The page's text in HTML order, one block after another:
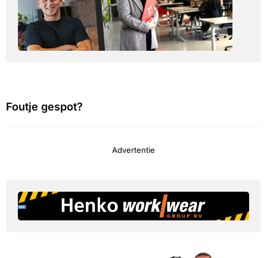
Foutje gespot?
Advertentie